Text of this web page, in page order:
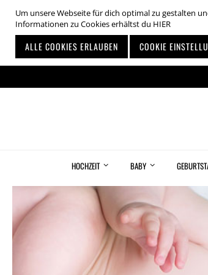
Um unsere Webseite für dich optimal zu gestalten
Informationen zu Cookies erhältst du HIER
ALLE COOKIES ERLAUBEN COOKIE
Inhalt
HOCHZEIT BABY